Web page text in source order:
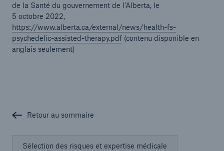
de la Santé du gouvernement de l’Alberta, le
5 octobre 2022,
https://www.alberta.ca/external/news/health-fs-
psychedelic-assisted-therapy.pdf(contenu disponible en
anglais seulement)
Retour au sommaire
Sélection des risques et expertise médicale